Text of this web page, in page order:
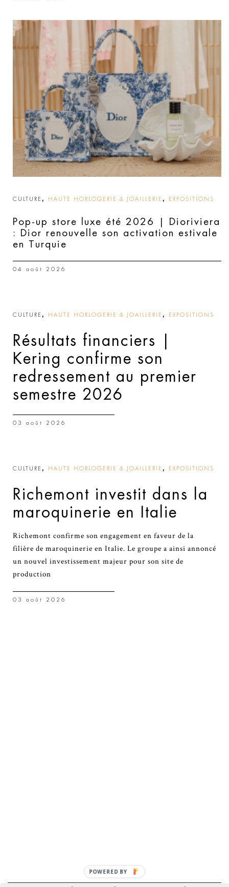
CULTURE , HAUTE HORLOGERIE & JOAILLERIE , EXPOSITIONS
Pop-up store luxe été 2026 | Dioriviera
: Dior renouvelle son activation estivale
en Turquie
04 août 2026
CULTURE , HAUTE HORLOGERIE & JOAILLERIE , EXPOSITIONS
Résultats financiers |
Kering confirme son
redressement au premier
semestre 2026
03 août 2026
CULTURE , HAUTE HORLOGERIE & JOAILLERIE , EXPOSITIONS
Richemont investit dans la
maroquinerie en Italie
Richemont confirme son engagement en faveur de la
filière de maroquinerie en Italie. Le groupe a ainsi annoncé
un nouvel investissement majeur pour son site de
production
03 août 2026